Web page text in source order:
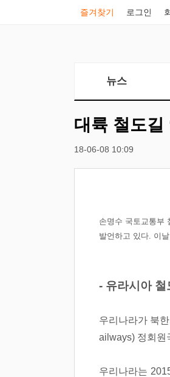
즐겨찾기 로그인
뉴스
대륙 철도길
18-06-08 10:09
손명수 국토교통부
발언하고 있다. 이
- 유라시아
우리나라가 북
ailways) 정회원
우리나라는